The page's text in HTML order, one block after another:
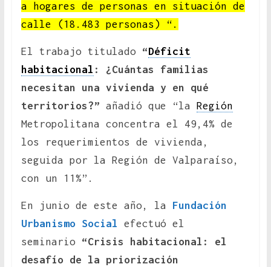
a hogares de personas en situación de
calle (18.483 personas) “.
El trabajo titulado “Déficit
habitacional : ¿Cuántas familias
necesitan una vivienda y en qué
territorios?” añadió que “la Región
Metropolitana concentra el 49,4% de
los requerimientos de vivienda,
seguida por la Región de Valparaíso,
con un 11%”.
En junio de este año, la Fundación
Urbanismo Social efectuó el
seminario “Crisis habitacional: el
desafío de la priorización